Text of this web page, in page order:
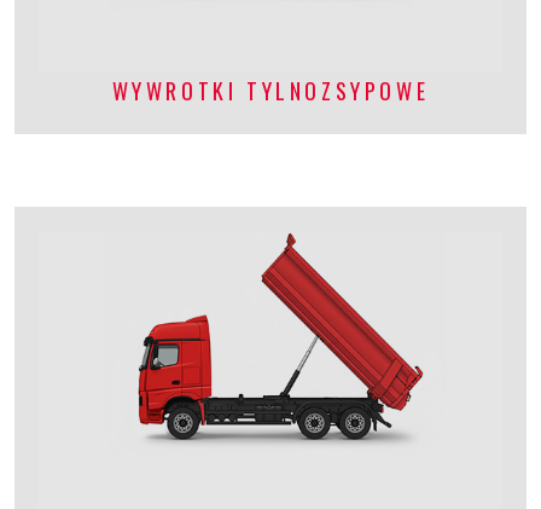
WYWROTKI TYLNOZSYPOWE